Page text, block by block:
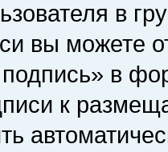
в
вы можете
в
к